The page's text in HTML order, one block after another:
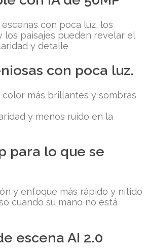
con poca luz, los
los paisajes pueden revelar el
y detalle
con poca luz.
más brillantes y sombras
y menos ruido en la
para lo que se
y enfoque más rápido y nítido
cuando su mano no está
escena AI 2.0